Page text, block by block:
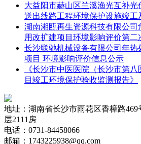
大益阳市赫山区兰溪渔光互补光
送出线路工程环境保护设施竣工
湖南湘瓯再生资源科技有限公司
用改扩建项目环境影响评价第二
长沙联驰机械设备有限公司年热
项目 环境影响评价信息公示
《长沙市中医医院（长沙市第
目竣工环境保护验收监测报告》
地址：湖南省长沙市雨花区香樟路469
层2111房
电话：0731-84458066
邮箱：1743225938@qq.com